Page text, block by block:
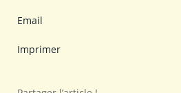
Email
Imprimer